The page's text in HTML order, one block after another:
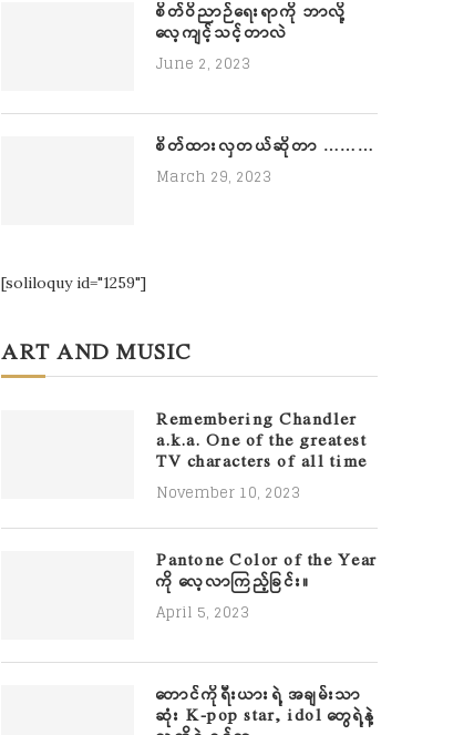
စိတ်ဝိညာဉ်ရေးရာကို ဘာလို့
လေ့ကျင့်သင့်တာလဲ
June 2, 2023
စိတ်ထားလှတယ်ဆိုတာ ………
March 29, 2023
[soliloquy id="1259"]
ART AND MUSIC
Remembering Chandler
a.k.a. One of the greatest
TV characters of all time
November 10, 2023
Pantone Color of the Year
ကို လေ့လာကြည့်ခြင်း။
April 5, 2023
တောင်ကိုရီးယားရဲ့ အချမ်းသာ
ဆုံး K-pop star, idol တွေရဲ့နဲ့